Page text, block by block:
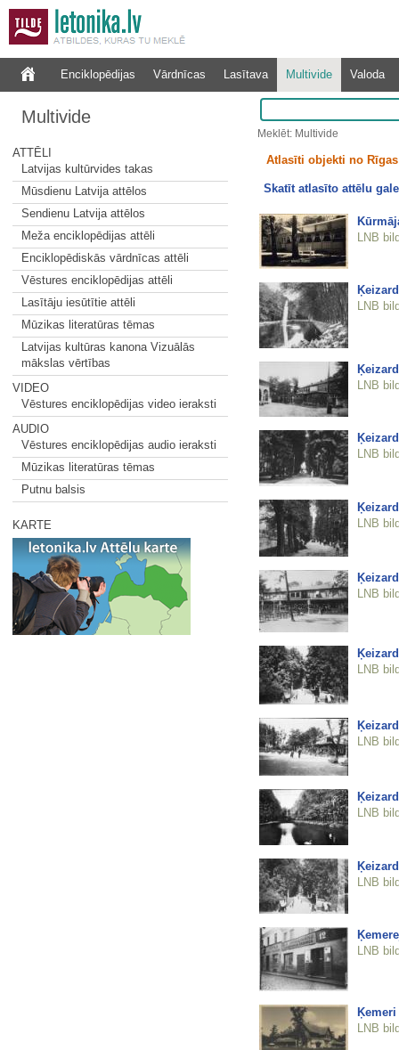
Enciklopēdijas Vārdnīcas Lasītava Multivide Valoda
Multivide
ATTĒLI
Latvijas kultūrvides takas
Mūsdienu Latvija attēlos
Sendienu Latvija attēlos
Meža enciklopēdijas attēli
Enciklopēdiskās vārdnīcas attēli
Vēstures enciklopēdijas attēli
Lasītāju iesūtītie attēli
Mūzikas literatūras tēmas
Latvijas kultūras kanona Vizuālās
mākslas vērtības
VIDEO
Vēstures enciklopēdijas video ieraksti
AUDIO
Vēstures enciklopēdijas audio ieraksti
Mūzikas literatūras tēmas
Putnu balsis
KARTE
Meklēt: Multivide
Atlasīti objekti no
Skatīt atlasīto attēlu
LNB
LNB
LNB
LNB
LNB
LNB
LNB
LNB
LNB
LNB
LNB
Ķemeri
LNB